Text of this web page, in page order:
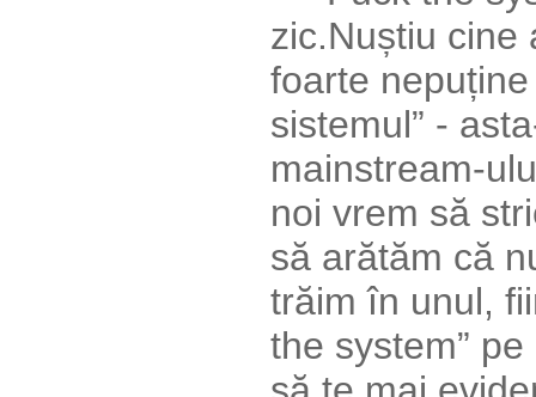
zic.Nuștiu cine
foarte
sistemul” -
mainstream-
noi vrem să
să arătăm că
trăim în unul,
the system”